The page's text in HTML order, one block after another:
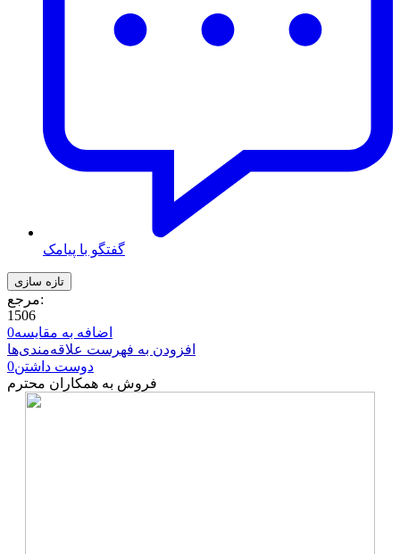
گفتگو با پیامک
مرجع:
1506
اضافه به مقایسه0
افزودن به فهرست علاقه‌مندی‌ها
دوست داشتن0
فروش به همکاران محترم